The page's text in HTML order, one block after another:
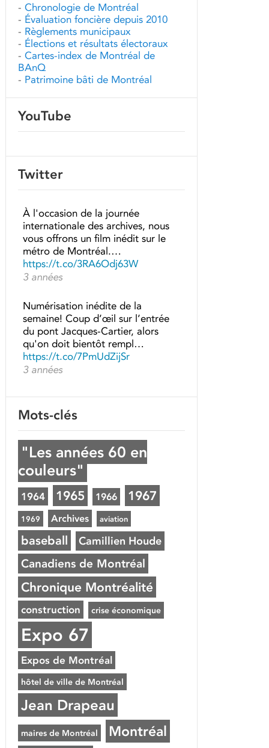
- Chronologie de Montréal
- Évaluation foncière depuis 2010
- Règlements municipaux
- Élections et résultats électoraux
- Cartes-index de Montréal de
BAnQ
- Patrimoine bâti de Montréal
YouTube
Twitter
À l'occasion de la journée
internationale des archives, nous
vous offrons un film inédit sur le
métro de Montréal.…
https://t.co/3RA6Odj63W
3 années
Numérisation inédite de la
semaine! Coup d’œil sur l’entrée
du pont Jacques-Cartier, alors
qu'on doit bientôt rempl…
https://t.co/7PmUdZijSr
3 années
Mots-clés
"Les années 60 en
couleurs"
1964 1965 1966 1967
1969 Archives aviation
baseball Camillien Houde
Canadiens de Montréal
Chronique Montréalité
construction crise économique
Expo 67
Expos de Montréal
hôtel de ville de Montréal
Jean Drapeau
maires de Montréal Montréal